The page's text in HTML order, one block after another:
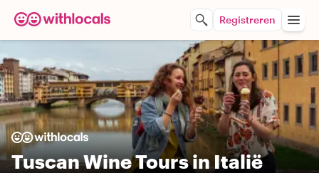
Registreren
Tuscan Wine Tours in Italië